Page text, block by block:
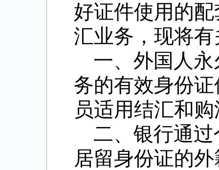
好证件使用的
汇业务，现将
一、外国人
务的有效身份
员适用结汇和
二、银行通
居留身份证的